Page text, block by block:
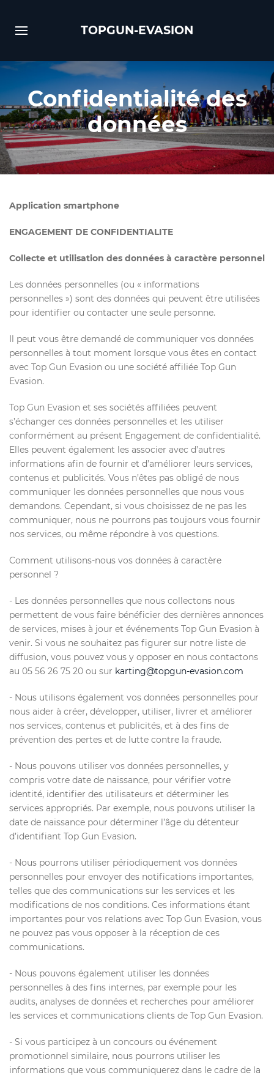
TOPGUN-EVASION
Confidentialité des
données
Application smartphone
ENGAGEMENT DE CONFIDENTIALITE
Collecte et utilisation des données à caractère personnel
Les données personnelles (ou « informations
personnelles ») sont des données qui peuvent être utilisées
pour identifier ou contacter une seule personne.
Il peut vous être demandé de communiquer vos données
personnelles à tout moment lorsque vous êtes en contact
avec Top Gun Evasion ou une société affiliée Top Gun
Evasion.
Top Gun Evasion et ses sociétés affiliées peuvent
s’échanger ces données personnelles et les utiliser
conformément au présent Engagement de confidentialité.
Elles peuvent également les associer avec d’autres
informations afin de fournir et d’améliorer leurs services,
contenus et publicités. Vous n’êtes pas obligé de nous
communiquer les données personnelles que nous vous
demandons. Cependant, si vous choisissez de ne pas les
communiquer, nous ne pourrons pas toujours vous fournir
nos services, ou même répondre à vos questions.
Comment utilisons-nous vos données à caractère
personnel ?
- Les données personnelles que nous collectons nous
permettent de vous faire bénéficier des dernières annonces
de services, mises à jour et événements Top Gun Evasion à
venir. Si vous ne souhaitez pas figurer sur notre liste de
diffusion, vous pouvez vous y opposer en nous contactons
au 05 56 26 75 20 ou sur karting@topgun-evasion.com
- Nous utilisons également vos données personnelles pour
nous aider à créer, développer, utiliser, livrer et améliorer
nos services, contenus et publicités, et à des fins de
prévention des pertes et de lutte contre la fraude.
- Nous pouvons utiliser vos données personnelles, y
compris votre date de naissance, pour vérifier votre
identité, identifier des utilisateurs et déterminer les
services appropriés. Par exemple, nous pouvons utiliser la
date de naissance pour déterminer l’âge du détenteur
d’identifiant Top Gun Evasion.
- Nous pourrons utiliser périodiquement vos données
personnelles pour envoyer des notifications importantes,
telles que des communications sur les services et les
modifications de nos conditions. Ces informations étant
importantes pour vos relations avec Top Gun Evasion, vous
ne pouvez pas vous opposer à la réception de ces
communications.
- Nous pouvons également utiliser les données
personnelles à des fins internes, par exemple pour les
audits, analyses de données et recherches pour améliorer
les services et communications clients de Top Gun Evasion.
- Si vous participez à un concours ou événement
promotionnel similaire, nous pourrons utiliser les
informations que vous communiquerez dans le cadre de la